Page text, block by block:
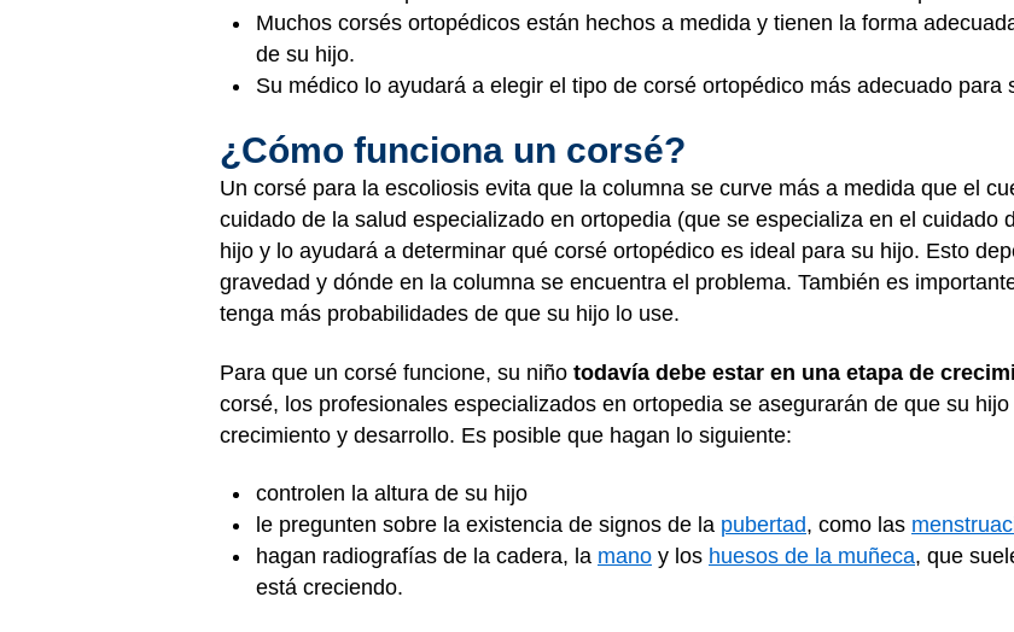
Muchos corsés ortopédicos están hechos a medida y tienen la forma
de su hijo.
Su médico lo ayudará a elegir el tipo de corsé ortopédico más adecuado para
¿Cómo funciona un corsé?
Un corsé para la escoliosis evita que la columna se curve más a medida que el
cuidado de la salud especializado en ortopedia (que se especializa en el cuidado
hijo y lo ayudará a determinar qué corsé ortopédico es ideal para su hijo. Esto
gravedad y dónde en la columna se encuentra el problema. También es
tenga más probabilidades de que su hijo lo use.
Para que un corsé funcione, su niño todavía debe estar en una etapa de
corsé, los profesionales especializados en ortopedia se asegurarán de que su
crecimiento y desarrollo. Es posible que hagan lo siguiente:
controlen la altura de su hijo
le pregunten sobre la existencia de signos de la pubertad, como las
hagan radiografías de la cadera, la mano y los huesos de la muñeca, que
está creciendo.